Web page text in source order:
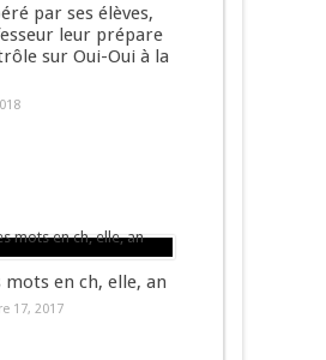
par ses élèves,
leur prépare
sur Oui-Oui à la
mots en ch, elle, an
17, 2017